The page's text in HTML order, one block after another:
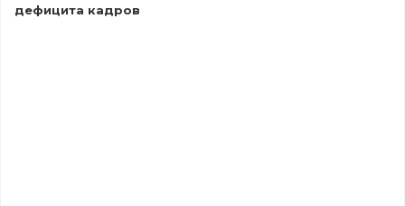
дефицита кадров